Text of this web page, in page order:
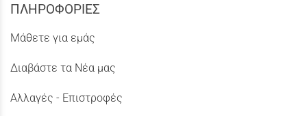
ΠΛΗΡΟΦΟΡΙΕΣ
Μάθετε για εμάς
Διαβάστε τα Νέα μας
Αλλαγές - Επιστροφές